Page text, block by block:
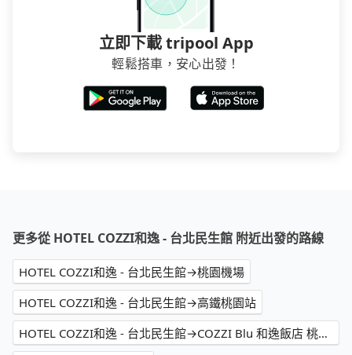
立即下載 tripool App
輕鬆搭車，安心出發！
更多從 HOTEL COZZI和逸 - 台北民生館 附近出發的路線
HOTEL COZZI和逸 - 台北民生館→桃園機場
HOTEL COZZI和逸 - 台北民生館→高鐵桃園站
HOTEL COZZI和逸 - 台北民生館→COZZI Blu 和逸飯店 桃園館